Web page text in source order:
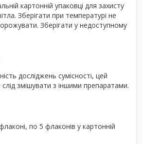
картонній упаковці для захисту
Зберігати при температурі не
Зберігати у недоступному
досліджень сумісності, цей
слід змішувати з іншими препаратами.
по 5 флаконів у картонній